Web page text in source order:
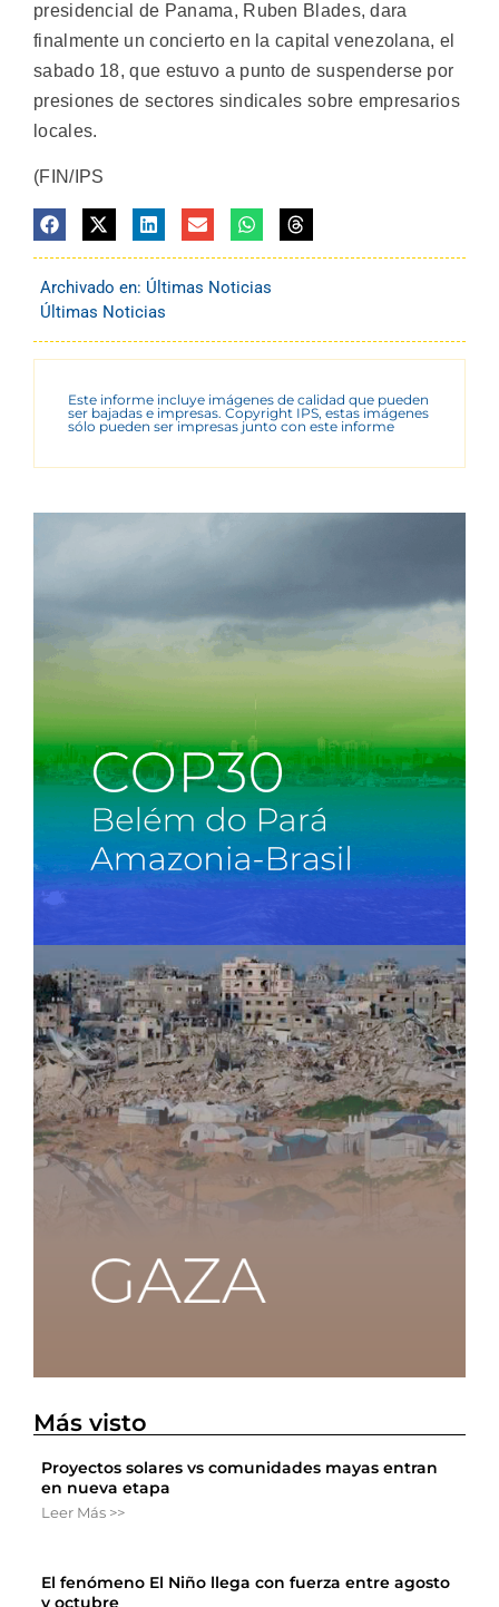
presidencial de Panama, Ruben Blades, dara
finalmente un concierto en la capital venezolana, el
sabado 18, que estuvo a punto de suspenderse por
presiones de sectores sindicales sobre empresarios
locales.
(FIN/IPS
Archivado en: Últimas Noticias
Últimas Noticias
Este informe incluye imágenes de calidad que pueden
ser bajadas e impresas. Copyright IPS, estas imágenes
sólo pueden ser impresas junto con este informe
Más visto
Proyectos solares vs comunidades mayas entran
en nueva etapa
Leer Más >>
El fenómeno El Niño llega con fuerza entre agosto
y octubre